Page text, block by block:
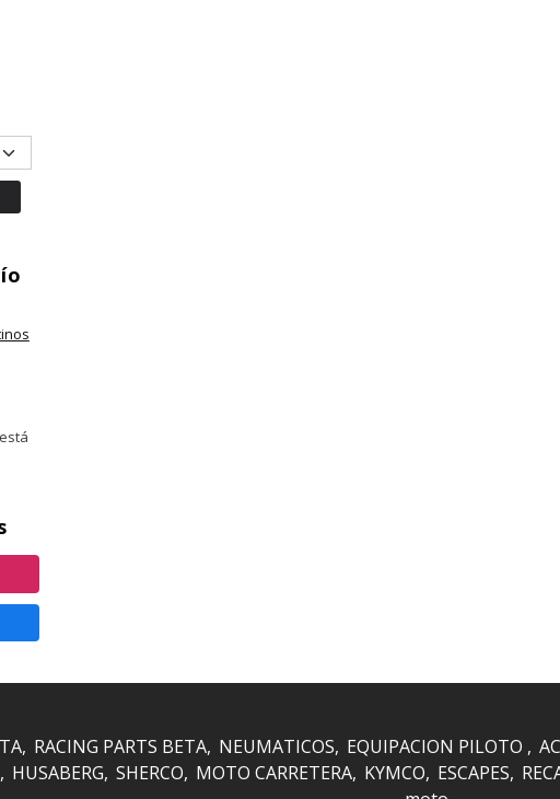
RACING PARTS BETA NEUMATICOS EQUIPACION PILOTO
HUSABERG SHERCO MOTO CARRETERA KYMCO ESCAPES